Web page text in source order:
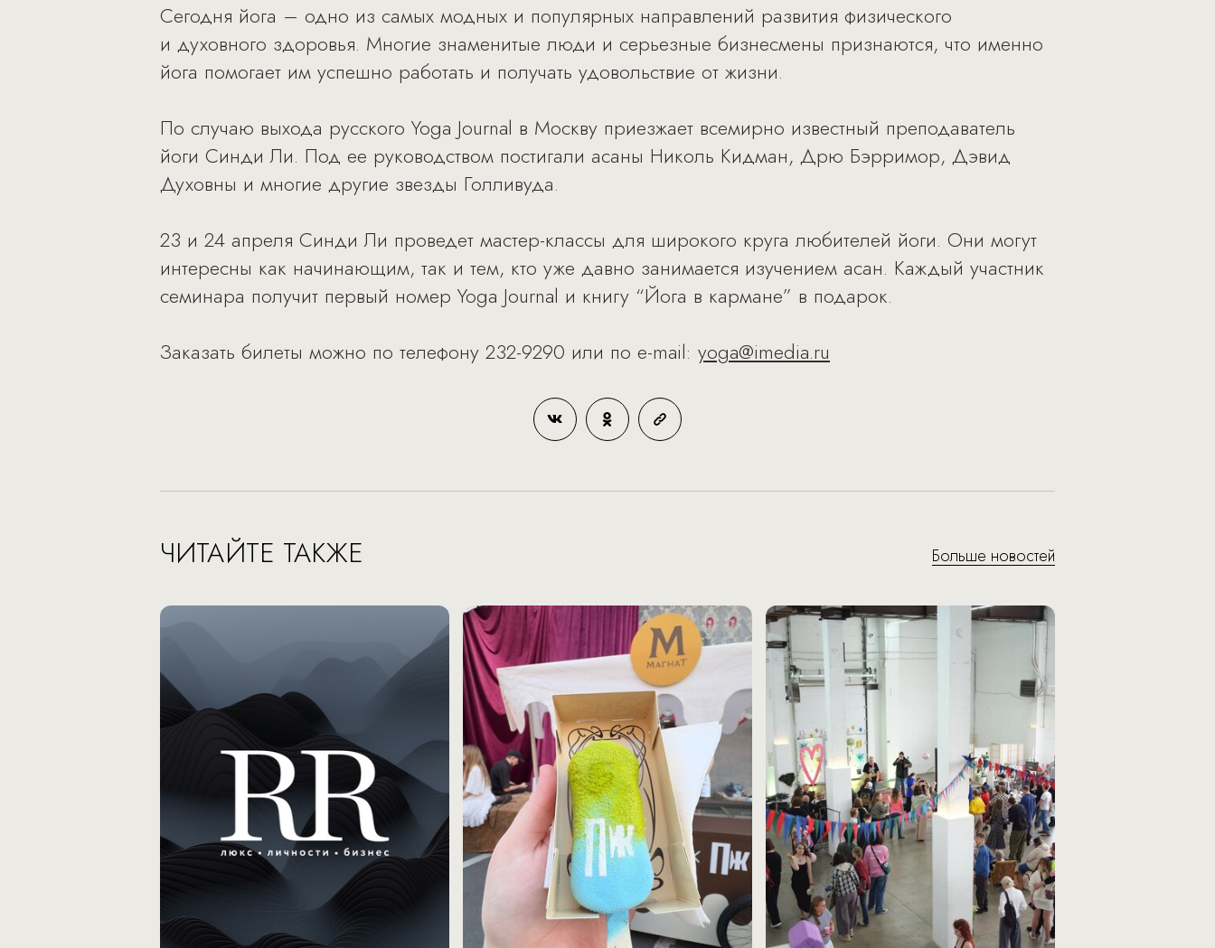
Сегодня йога – одно из самых модных и популярных направлений развития физического
и духовного здоровья. Многие знаменитые люди и серьезные бизнесмены признаются, что именно
йога помогает им успешно работать и получать удовольствие от жизни.
По случаю выхода русского Yoga Journal в Москву приезжает всемирно известный преподаватель
йоги Синди Ли. Под ее руководством постигали асаны Николь Кидман, Дрю Бэрримор, Дэвид
Духовны и многие другие звезды Голливуда.
23 и 24 апреля Синди Ли проведет мастер-классы для широкого круга любителей йоги. Они могут
интересны как начинающим, так и тем, кто уже давно занимается изучением асан. Каждый участник
семинара получит первый номер Yoga Journal и книгу “Йога в кармане” в подарок.
Заказать билеты можно по телефону 232-9290 или по e-mail: yoga@imedia.ru
ЧИТАЙТЕ ТАКЖЕ Больше новостей